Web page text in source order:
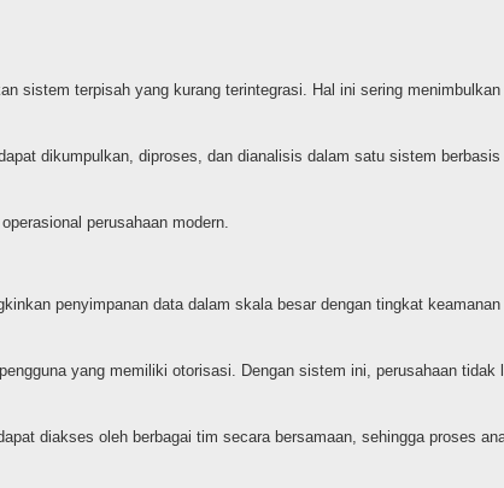
sistem terpisah yang kurang terintegrasi. Hal ini sering
dikumpulkan, diproses, dan dianalisis dalam satu sistem
perusahaan modern.
penyimpanan data dalam skala besar dengan tingkat
yang memiliki otorisasi. Dengan sistem ini, perusahaan tidak
diakses oleh berbagai tim secara bersamaan, sehingga proses